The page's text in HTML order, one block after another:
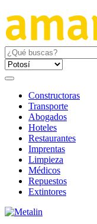
Constructoras
Transporte
Abogados
Hoteles
Restaurantes
Imprentas
Limpieza
Médicos
Repuestos
Extintores